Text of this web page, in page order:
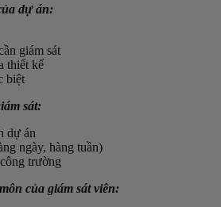
dự án:
giám sát
thiết kế
biệt
sát:
dự án
ngày, hàng tuần)
trường
của giám sát viên: